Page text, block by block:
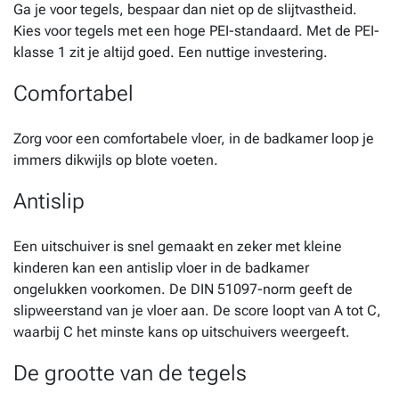
Ga je voor tegels, bespaar dan niet op de slijtvastheid.
Kies voor tegels met een hoge PEI-standaard. Met de PEI-
klasse 1 zit je altijd goed. Een nuttige investering.
Comfortabel
Zorg voor een comfortabele vloer, in de badkamer loop je
immers dikwijls op blote voeten.
Antislip
Een uitschuiver is snel gemaakt en zeker met kleine
kinderen kan een antislip vloer in de badkamer
ongelukken voorkomen. De DIN 51097-norm geeft de
slipweerstand van je vloer aan. De score loopt van A tot C,
waarbij C het minste kans op uitschuivers weergeeft.
De grootte van de tegels